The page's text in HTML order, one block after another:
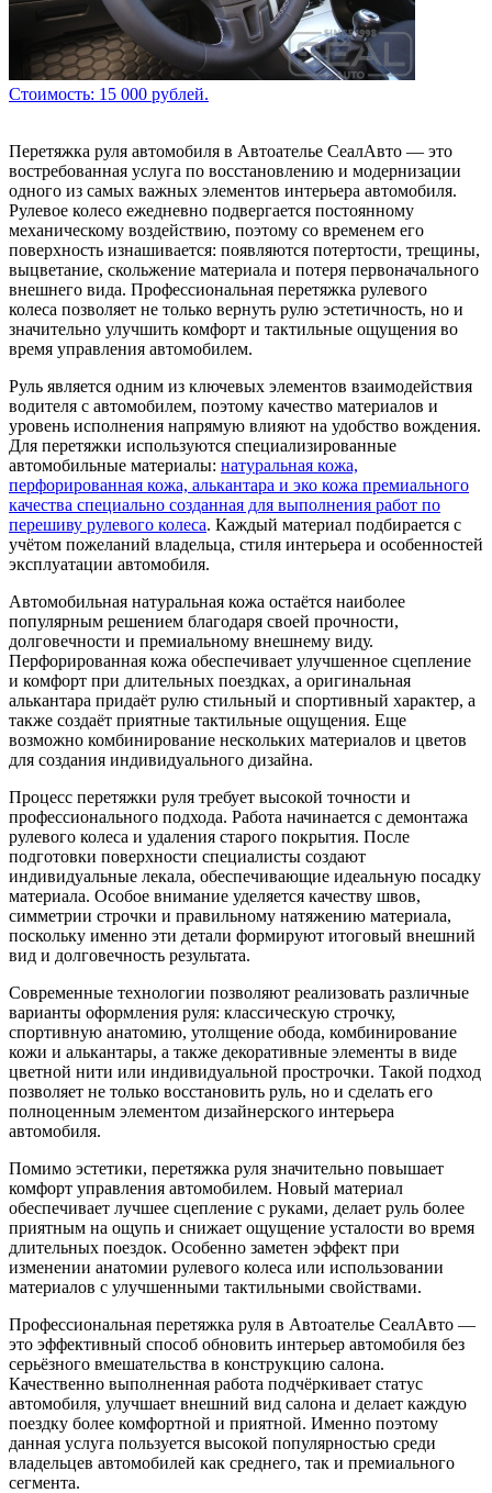
Стоимость: 15 000 рублей.
Перетяжка руля автомобиля в Автоателье СеалАвто — это
востребованная услуга по восстановлению и модернизации
одного из самых важных элементов интерьера автомобиля.
Рулевое колесо ежедневно подвергается постоянному
механическому воздействию, поэтому со временем его
поверхность изнашивается: появляются потертости, трещины,
выцветание, скольжение материала и потеря первоначального
внешнего вида. Профессиональная перетяжка рулевого
колеса позволяет не только вернуть рулю эстетичность, но и
значительно улучшить комфорт и тактильные ощущения во
время управления автомобилем.
Руль является одним из ключевых элементов взаимодействия
водителя с автомобилем, поэтому качество материалов и
уровень исполнения напрямую влияют на удобство вождения.
Для перетяжки используются специализированные
автомобильные материалы: натуральная кожа,
перфорированная кожа, алькантара и эко кожа премиального
качества специально созданная для выполнения работ по
перешиву рулевого колеса. Каждый материал подбирается с
учётом пожеланий владельца, стиля интерьера и особенностей
эксплуатации автомобиля.
Автомобильная натуральная кожа остаётся наиболее
популярным решением благодаря своей прочности,
долговечности и премиальному внешнему виду.
Перфорированная кожа обеспечивает улучшенное сцепление
и комфорт при длительных поездках, а оригинальная
алькантара придаёт рулю стильный и спортивный характер, а
также создаёт приятные тактильные ощущения. Еще
возможно комбинирование нескольких материалов и цветов
для создания индивидуального дизайна.
Процесс перетяжки руля требует высокой точности и
профессионального подхода. Работа начинается с демонтажа
рулевого колеса и удаления старого покрытия. После
подготовки поверхности специалисты создают
индивидуальные лекала, обеспечивающие идеальную посадку
материала. Особое внимание уделяется качеству швов,
симметрии строчки и правильному натяжению материала,
поскольку именно эти детали формируют итоговый внешний
вид и долговечность результата.
Современные технологии позволяют реализовать различные
варианты оформления руля: классическую строчку,
спортивную анатомию, утолщение обода, комбинирование
кожи и алькантары, а также декоративные элементы в виде
цветной нити или индивидуальной прострочки. Такой подход
позволяет не только восстановить руль, но и сделать его
полноценным элементом дизайнерского интерьера
автомобиля.
Помимо эстетики, перетяжка руля значительно повышает
комфорт управления автомобилем. Новый материал
обеспечивает лучшее сцепление с руками, делает руль более
приятным на ощупь и снижает ощущение усталости во время
длительных поездок. Особенно заметен эффект при
изменении анатомии рулевого колеса или использовании
материалов с улучшенными тактильными свойствами.
Профессиональная перетяжка руля в Автоателье СеалАвто —
это эффективный способ обновить интерьер автомобиля без
серьёзного вмешательства в конструкцию салона.
Качественно выполненная работа подчёркивает статус
автомобиля, улучшает внешний вид салона и делает каждую
поездку более комфортной и приятной. Именно поэтому
данная услуга пользуется высокой популярностью среди
владельцев автомобилей как среднего, так и премиального
сегмента.